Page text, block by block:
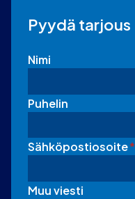
Pyydä tarjous
Nimi
Puhelin
Sähköpostiosoite*
Muu viesti